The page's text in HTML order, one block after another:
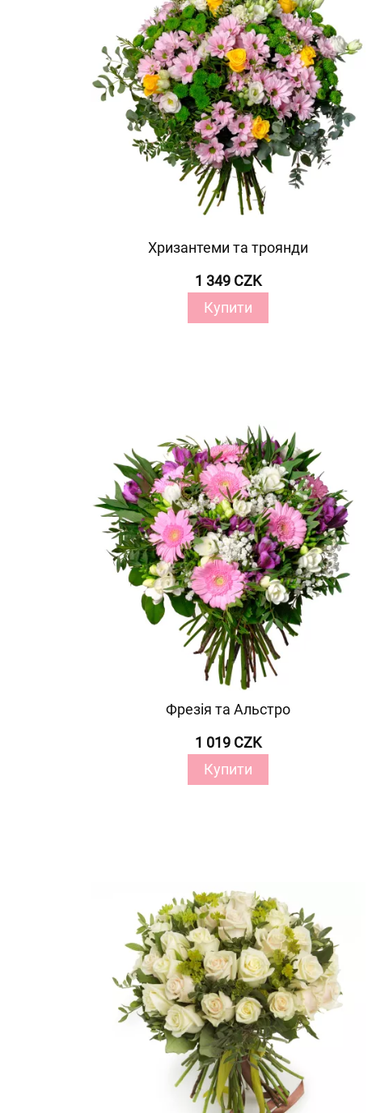
Хризантеми та троянди
1 349 CZK
Купити
Фрезія та Альстро
1 019 CZK
Купити